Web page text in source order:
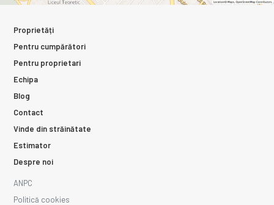
Proprietăți
Pentru cumpărători
Pentru proprietari
Echipa
Blog
Contact
Vinde din străinătate
Estimator
Despre noi
ANPC
Politică cookies